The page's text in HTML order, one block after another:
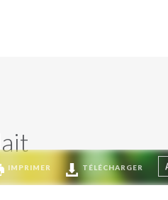
IMPRIMER TÉLÉCHARGER